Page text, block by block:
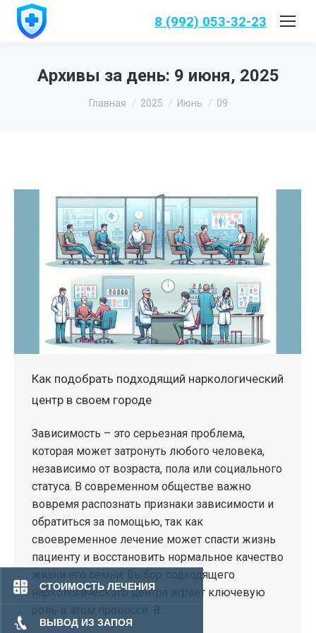
СТОИМОСТЬ ЛЕЧЕНИЯ
ВЫВОД ИЗ ЗАПОЯ
8 (992) 053-32-23
Архивы за день: 9 июня, 2025
Вы здесь:
Главная 2025 Июнь 09
Как подобрать подходящий наркологический
центр в своем городе
Зависимость – это серьезная проблема,
которая может затронуть любого человека,
независимо от возраста, пола или социального
статуса. В современном обществе важно
вовремя распознать признаки зависимости и
обратиться за помощью, так как
своевременное лечение может спасти жизнь
пациенту и восстановить нормальное качество
жизни его семьи. Выбор подходящего
наркологического центра играет ключевую